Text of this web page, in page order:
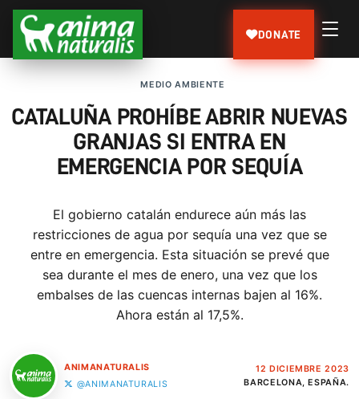
DONATE
MEDIO AMBIENTE
CATALUÑA PROHÍBE ABRIR NUEVAS
GRANJAS SI ENTRA EN
EMERGENCIA POR SEQUÍA
El gobierno catalán endurece aún más las
restricciones de agua por sequía una vez que se
entre en emergencia. Esta situación se prevé que
sea durante el mes de enero, una vez que los
embalses de las cuencas internas bajen al 16%.
Ahora están al 17,5%.
ANIMANATURALIS
@ANIMANATURALIS
12 DICIEMBRE 2023
BARCELONA, ESPAÑA.